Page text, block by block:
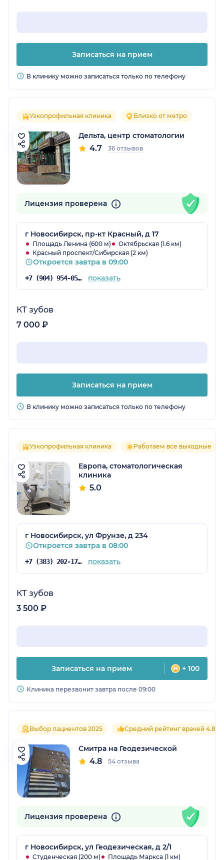
Записаться на прием
В клинику можно записаться только по телефону
Узкопрофильная клиника Близко от метро
Дельта, центр стоматологии
4.7 36 отзывов
Лицензия проверена
г Новосибирск, пр-кт Красный, д 17
Площадь Ленина (600 м)
Октябрьская (1.6 км)
Красный проспект/Сибирская (2 км)
Откроется завтра в 09:00
+7 (904) 954-05-14 показать
КТ зубов
7 000 ₽
Записаться на прием
В клинику можно записаться только по телефону
Узкопрофильная клиника Работаем все выходные
Европа, стоматологическая
клиника
5.0
г Новосибирск, ул Фрунзе, д 234
Откроется завтра в 08:00
+7 (383) 202-17-31 показать
КТ зубов
3 500 ₽
Записаться на прием + 100
Клиника перезвонит завтра после 09:00
Выбор пациентов 2025 Средний рейтинг врачей 4.8
Смитра на Геодезической
4.8 54 отзыва
Лицензия проверена
г Новосибирск, ул Геодезическая, д 2/1
Студенческая (200 м) Площадь Маркса (1 км)